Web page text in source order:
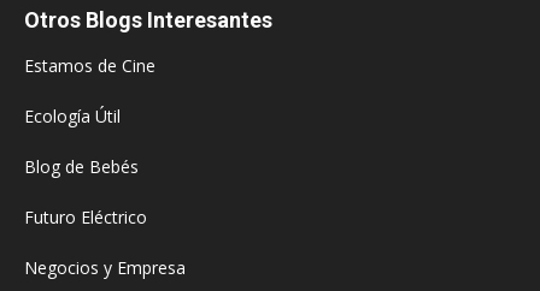
Otros Blogs Interesantes
Estamos de Cine
Ecología Útil
Blog de Bebés
Futuro Eléctrico
Negocios y Empresa